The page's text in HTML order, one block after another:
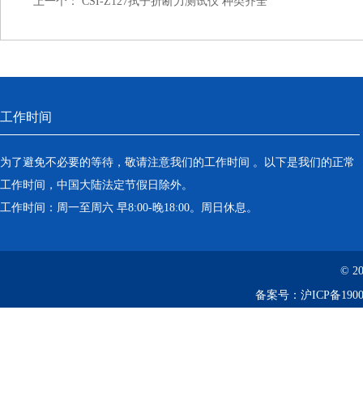
工作时间
为了避免不必要的等待，敬请注意我们的工作时间 。以下是我们的正常
工作时间，中国大陆法定节假日除外。
工作时间：周一至周六 早8:00-晚18:00。周日休息。
©
备案号： 沪ICP备